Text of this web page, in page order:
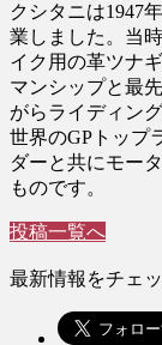
クシタニは1947
業しました。当
イク用の革ツナ
マンシップと最
がらライディン
世界のGPトップ
ダーと共にモー
ものです。
投稿一覧へ
最新情報をチェ